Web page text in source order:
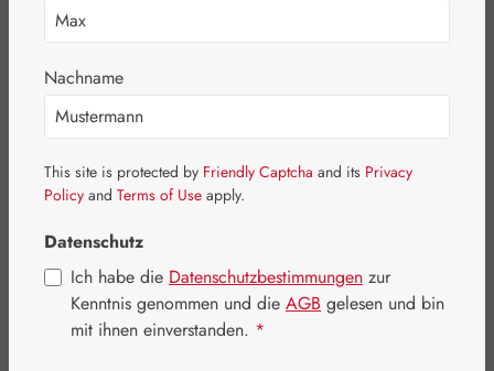
Bildergalerie überspringen
Nachname
This site is protected by Friendly Captcha and its Privacy
Policy and Terms of Use apply.
Datenschutz
Ich habe die Datenschutzbestimmungen zur
Kenntnis genommen und die AGB gelesen und bin
mit ihnen einverstanden. *